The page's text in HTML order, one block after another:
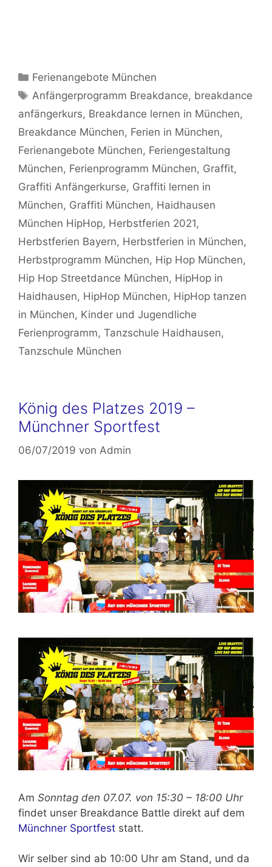
Kategorien
Ferienangebote München
Schlagwörter
Anfängerprogramm Breakdance, breakdance
anfängerkurs, Breakdance lernen in München,
Breakdance München, Ferien in München,
Ferienangebote München, Feriengestaltung
München, Ferienprogramm München, Graffit,
Graffiti Anfängerkurse, Graffiti lernen in
München, Graffiti München, Haidhausen
München HipHop, Herbstferien 2021,
Herbstferien Bayern, Herbstferien in München,
Herbstprogramm München, Hip Hop München,
Hip Hop Streetdance München, HipHop in
Haidhausen, HipHop München, HipHop tanzen
in München, Kinder und Jugendliche
Ferienprogramm, Tanzschule Haidhausen,
Tanzschule München
König des Platzes 2019 –
Münchner Sportfest
06/07/2019 von Admin
Am Sonntag den 07.07. von 15:30 – 18:00 Uhr
findet unser Breakdance Battle direkt auf dem
Münchner Sportfest statt.
Wir selber sind ab 10:00 Uhr am Stand, und da